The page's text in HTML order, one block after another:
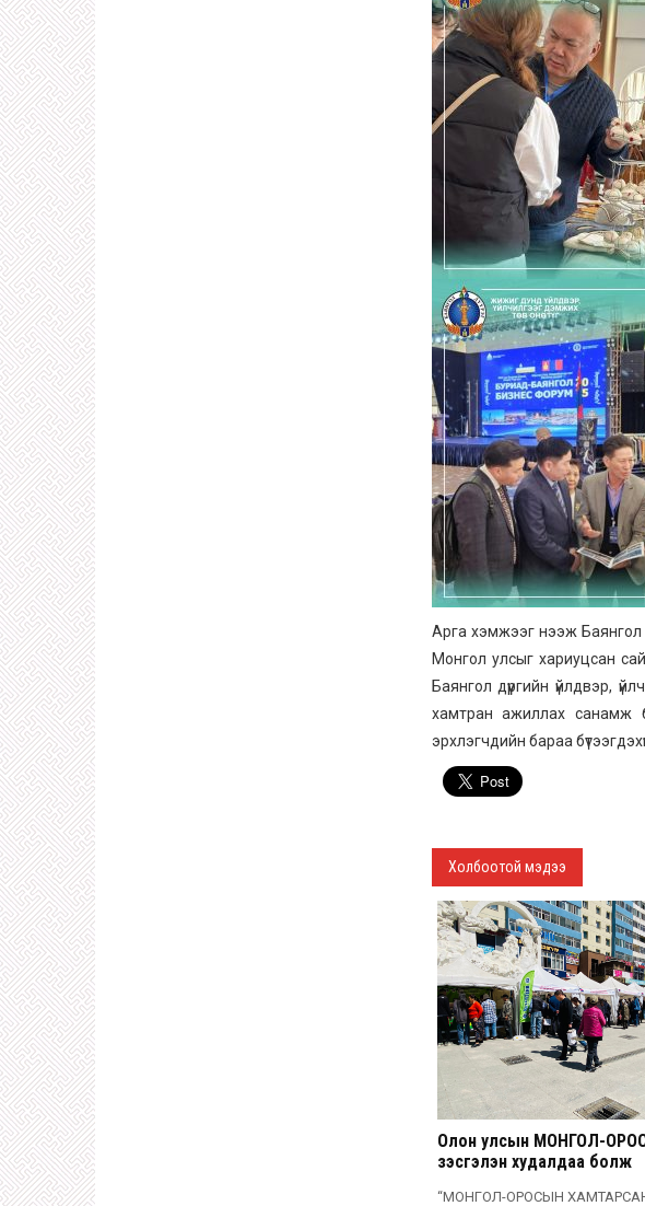
Арга хэмжээг нээж Баянгол
Монгол улсыг хариуцсан
Баянгол дүүргийн үйлдвэр,
хамтран ажиллах санамж
эрхлэгчдийн бараа
Холбоотой мэдээ
Олон улсын МОНГОЛ-
үзэсгэлэн худалдаа болж
“МОНГОЛ-ОРОСЫН